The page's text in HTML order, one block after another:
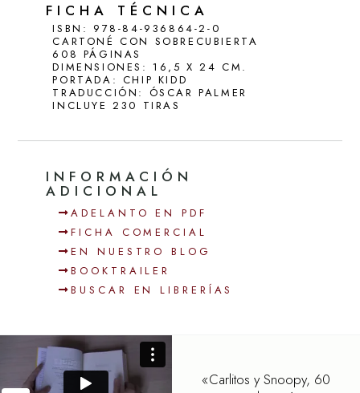
FICHA TÉCNICA
ISBN: 978-84-936864-2-0
CARTONÉ CON SOBRECUBIERTA
608 PÁGINAS
DIMENSIONES: 16,5 X 24 CM.
PORTADA: CHIP KIDD
TRADUCCIÓN: ÓSCAR PALMER
INCLUYE 230 TIRAS
INFORMACIÓN
ADICIONAL
ADELANTO EN PDF
FICHA COMERCIAL
EN NUESTRO BLOG
BOOKTRAILER
BUSCAR EN LIBRERÍAS
«Carlitos y Snoopy, 60